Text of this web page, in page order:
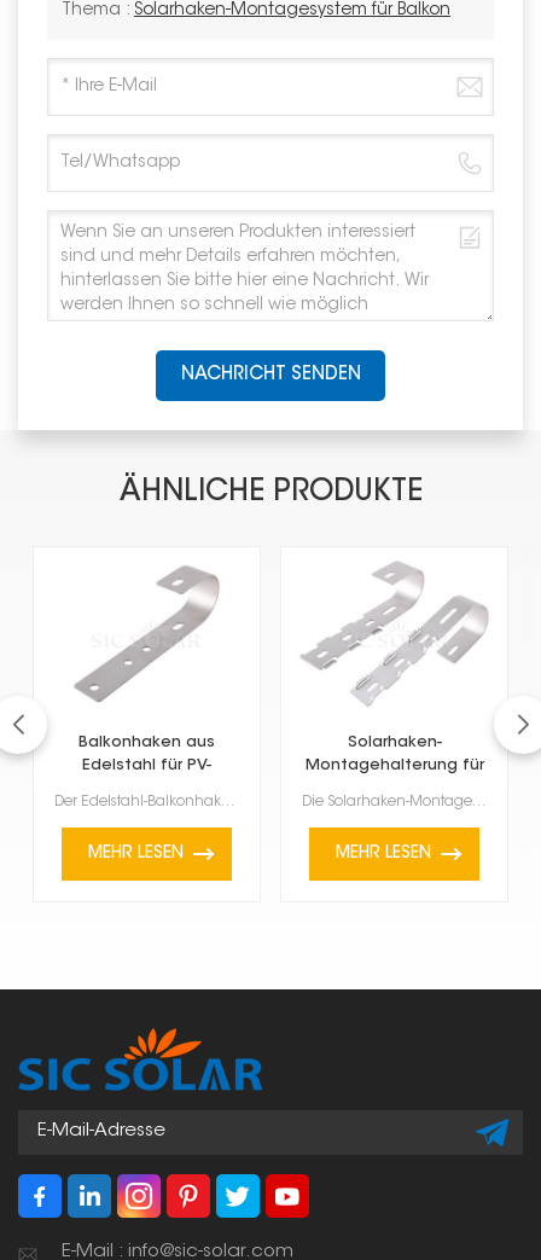
Thema : Solarhaken-Montagesystem für Balkon
NACHRICHT SENDEN
ÄHNLICHE PRODUKTE
Balkonhaken aus
Edelstahl für PV-
Der Edelstahl-Balkonhaken für PV-Module dient zur Befestigung von Solarmodulen an Balkongeländern od...
MEHR LESEN
Solarhaken-
Montagehalterung für
Die Solarhaken-Montagehalterung für Balkone ist eine praktische und innovative Möglichkeit, Solarmod...
MEHR LESEN
E-Mail : info@sic-solar.com